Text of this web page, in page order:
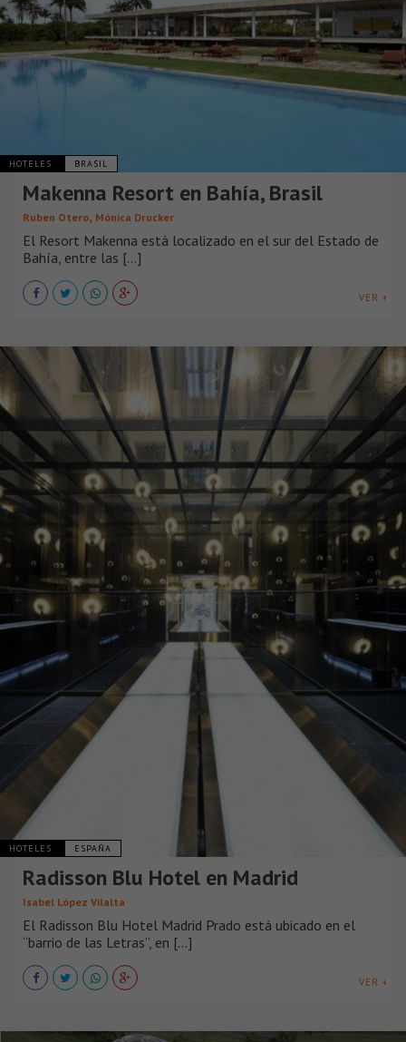
HOTELES BRASIL
Makenna Resort en Bahía, Brasil
Ruben Otero, Mónica Drucker
El Resort Makenna está localizado en el sur del Estado de
Bahía, entre las [...]
VER +
HOTELES ESPAÑA
Radisson Blu Hotel en Madrid
Isabel López Vilalta
El Radisson Blu Hotel Madrid Prado está ubicado en el
“barrio de las Letras”, en [...]
VER +